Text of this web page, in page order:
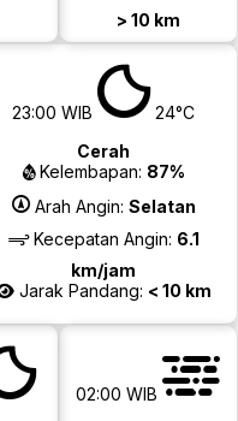
> 10 km
23:00 WIB
24°C
Cerah
Kelembapan: 87%
Arah Angin: Selatan
Kecepatan Angin: 6.1
km/jam
Jarak Pandang: < 10 km
02:00 WIB